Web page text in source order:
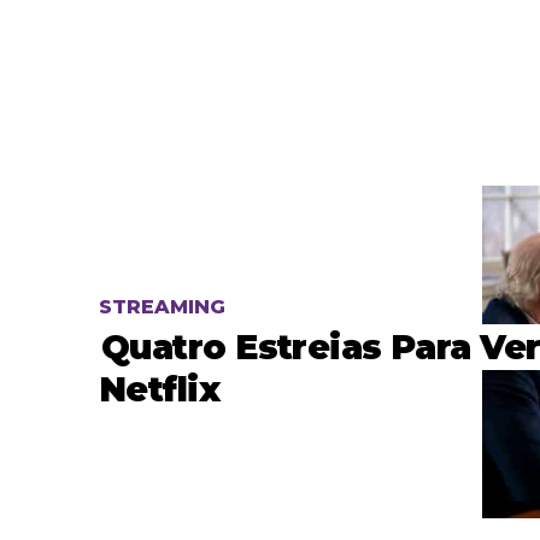
STREAMING
Quatro Estreias Para
Netflix